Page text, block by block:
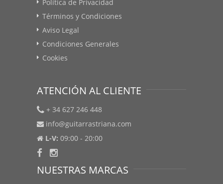
Política de Privacidad
Términos y Condiciones
Aviso Legal
Condiciones Generales
Cookies
ATENCIÓN AL CLIENTE
+ 34 627 246 448
info@guitarrastriana.com
L-V: 09:00 - 20:00
NUESTRAS MARCAS